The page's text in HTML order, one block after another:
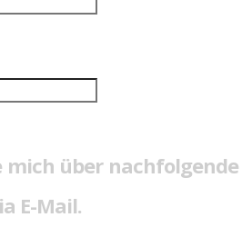
mich über nachfolgende
E-Mail.